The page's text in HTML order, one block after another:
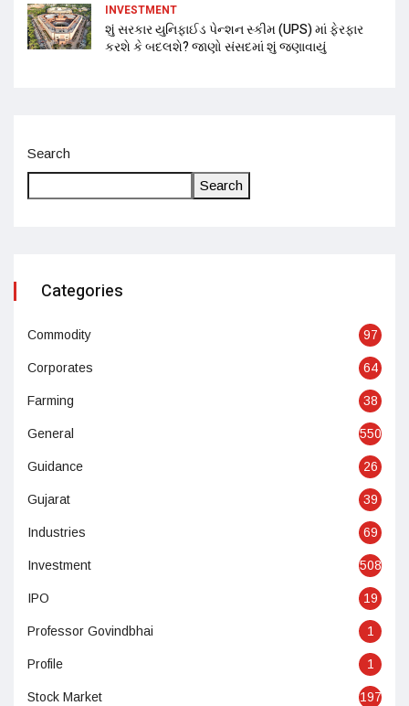
INVESTMENT
શું સરકાર યુનિફાઈડ પેન્શન સ્કીમ (UPS) માં ફેરફાર
કરશે કે બદલશે? જાણો સંસદમાં શું જણાવાયું
Search
Search
Categories
Commodity 97
Corporates 64
Farming 38
General 550
Guidance 26
Gujarat 39
Industries 69
Investment 508
IPO 19
Professor Govindbhai 1
Profile 1
Stock Market 197